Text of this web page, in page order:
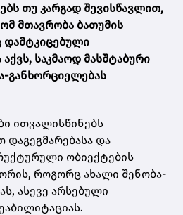
თუ კარგად შევისწავლით,
მთავრობა ბათუმის
აქვს, საკმაოდ მასშტაბური
განხორციელებას
ითვალისწინებს
და
ობიექტების
როგორც ახალი შენობა-
ასევე არსებული